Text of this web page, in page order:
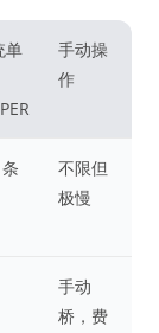
单
手动操
作
不限但
极慢
手动
桥，费